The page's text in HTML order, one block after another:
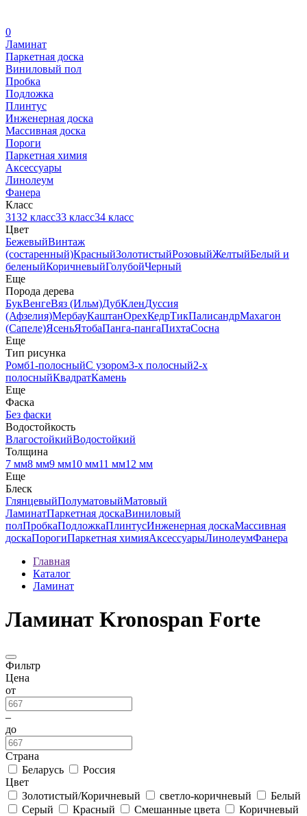
0
Ламинат
Паркетная доска
Виниловый пол
Пробка
Подложка
Плинтус
Инженерная доска
Массивная доска
Пороги
Паркетная химия
Аксессуары
Линолеум
Фанера
Класс
3132 класс33 класс34 класс
Цвет
БежевыйВинтаж
(состаренный)КрасныйЗолотистыйРозовыйЖелтыйБелый и
беленыйКоричневыйГолубойЧерный
Еще
Порода дерева
БукВенгеВяз (Ильм)ДубКленДуссия
(Афзелия)МербауКаштанОрехКедрТикПалисандрМахагон
(Сапеле)ЯсеньЯтобаПанга-пангаПихтаСосна
Еще
Тип рисунка
Ромб1-полосныйС узором3-х полосный2-х
полосныйКвадратКамень
Еще
Фаска
Без фаски
Водостойкость
ВлагостойкийВодостойкий
Толщина
7 мм8 мм9 мм10 мм11 мм12 мм
Еще
Блеск
ГлянцевыйПолуматовыйМатовый
ЛаминатПаркетная доскаВиниловый
полПробкаПодложкаПлинтусИнженерная доскаМассивная
доскаПорогиПаркетная химияАксессуарыЛинолеумФанера
Главная
Каталог
Ламинат
Ламинат Kronospan Forte
Фильтр
Цена
от
–
до
Страна
Беларусь
Россия
Цвет
Золотистый/Коричневый
светло-коричневый
Белый
Серый
Красный Смешанные цвета
Коричневый